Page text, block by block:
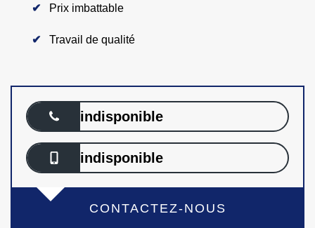
Prix imbattable
Travail de qualité
indisponible
indisponible
CONTACTEZ-NOUS